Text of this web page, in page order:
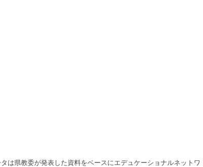
は県教委が発表した資料をベースにエデュケーショナルネットワ